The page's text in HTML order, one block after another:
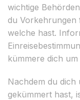
wichtige
du Vorkehrungen
welche hast.
kümmere dich
Nachdem du dich
gekümmert hast,